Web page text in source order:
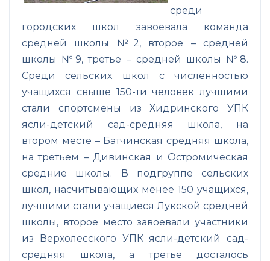
среди
городских школ завоевала команда
средней школы №2, второе – средней
школы №9, третье – средней школы №8.
Среди сельских школ с численностью
учащихся свыше 150-ти человек лучшими
стали спортсмены из Хидринского УПК
ясли-детский сад-средняя школа, на
втором месте – Батчинская средняя школа,
на третьем – Дивинская и Остромическая
средние школы. В подгруппе сельских
школ, насчитывающих менее 150 учащихся,
лучшими стали учащиеся Лукской средней
школы, второе место завоевали участники
из Верхолесского УПК ясли-детский сад-
средняя школа, а третье досталось